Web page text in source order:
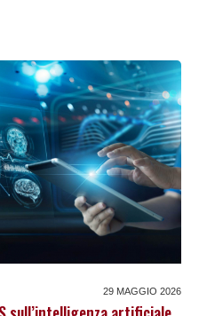
29 MAGGIO 2026